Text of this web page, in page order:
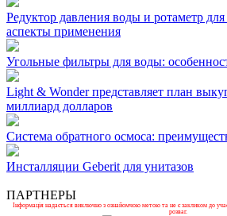
Редуктор давления воды и ротаметр
аспекты применения
Угольные фильтры для воды:
Light & Wonder представляет план
миллиард долларов
Система обратного осмоса:
Инсталляции Geberit для унитазов
ПАРТНЕРЫ
Інформація надається виключно з ознайомчою метою та не є закликом до
розваг.